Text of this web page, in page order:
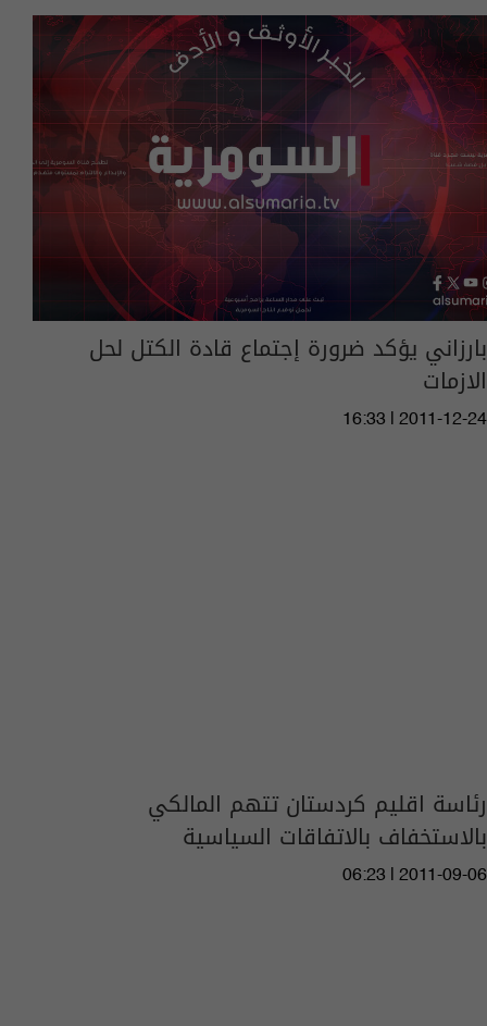
بارزاني يؤكد ضرورة إجتماع قادة الكتل لحل
الازمات
16:33 | 2011-12-24
رئاسة اقليم كردستان تتهم المالكي
بالاستخفاف بالاتفاقات السياسية
06:23 | 2011-09-06